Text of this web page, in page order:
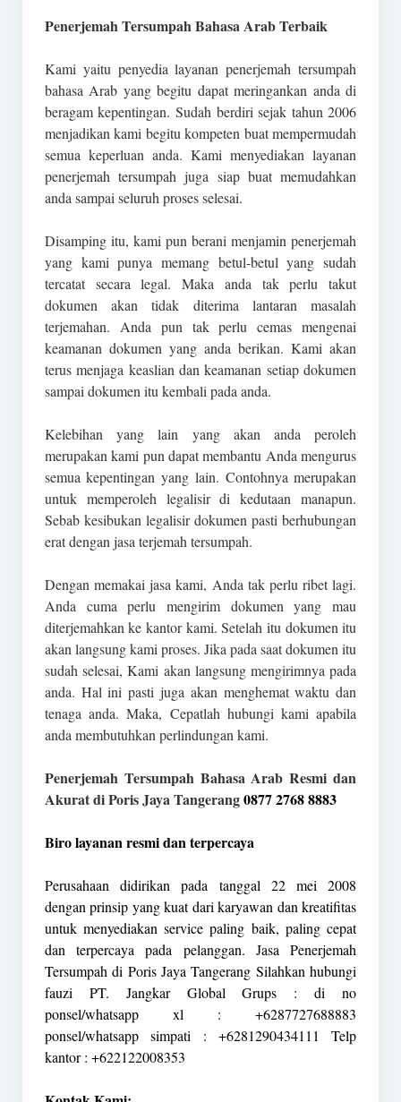
Penerjemah Tersumpah Bahasa Arab Terbaik
Kami yaitu penyedia layanan penerjemah tersumpah
bahasa Arab yang begitu dapat meringankan anda di
beragam kepentingan. Sudah berdiri sejak tahun 2006
menjadikan kami begitu kompeten buat mempermudah
semua keperluan anda. Kami menyediakan layanan
penerjemah tersumpah juga siap buat memudahkan
anda sampai seluruh proses selesai.
Disamping itu, kami pun berani menjamin penerjemah
yang kami punya memang betul-betul yang sudah
tercatat secara legal. Maka anda tak perlu takut
dokumen akan tidak diterima lantaran masalah
terjemahan. Anda pun tak perlu cemas mengenai
keamanan dokumen yang anda berikan. Kami akan
terus menjaga keaslian dan keamanan setiap dokumen
sampai dokumen itu kembali pada anda.
Kelebihan yang lain yang akan anda peroleh
merupakan kami pun dapat membantu Anda mengurus
semua kepentingan yang lain. Contohnya merupakan
untuk memperoleh legalisir di kedutaan manapun.
Sebab kesibukan legalisir dokumen pasti berhubungan
erat dengan jasa terjemah tersumpah.
Dengan memakai jasa kami, Anda tak perlu ribet lagi.
Anda cuma perlu mengirim dokumen yang mau
diterjemahkan ke kantor kami. Setelah itu dokumen itu
akan langsung kami proses. Jika pada saat dokumen itu
sudah selesai, Kami akan langsung mengirimnya pada
anda. Hal ini pasti juga akan menghemat waktu dan
tenaga anda. Maka, Cepatlah hubungi kami apabila
anda membutuhkan perlindungan kami.
Penerjemah Tersumpah Bahasa Arab Resmi dan
Akurat di Poris Jaya Tangerang0877 2768 8883
Biro layanan resmi dan terpercaya
Perusahaan didirikan pada tanggal 22 mei 2008
dengan prinsip yang kuat dari karyawan dan kreatifitas
untuk menyediakan service paling baik, paling cepat
dan terpercaya pada pelanggan. Jasa Penerjemah
Tersumpah di Poris Jaya Tangerang Silahkan hubungi
fauzi PT. Jangkar Global Grups : di no
ponsel/whatsapp xl : +6287727688883
ponsel/whatsapp simpati : +6281290434111 Telp
kantor : +622122008353